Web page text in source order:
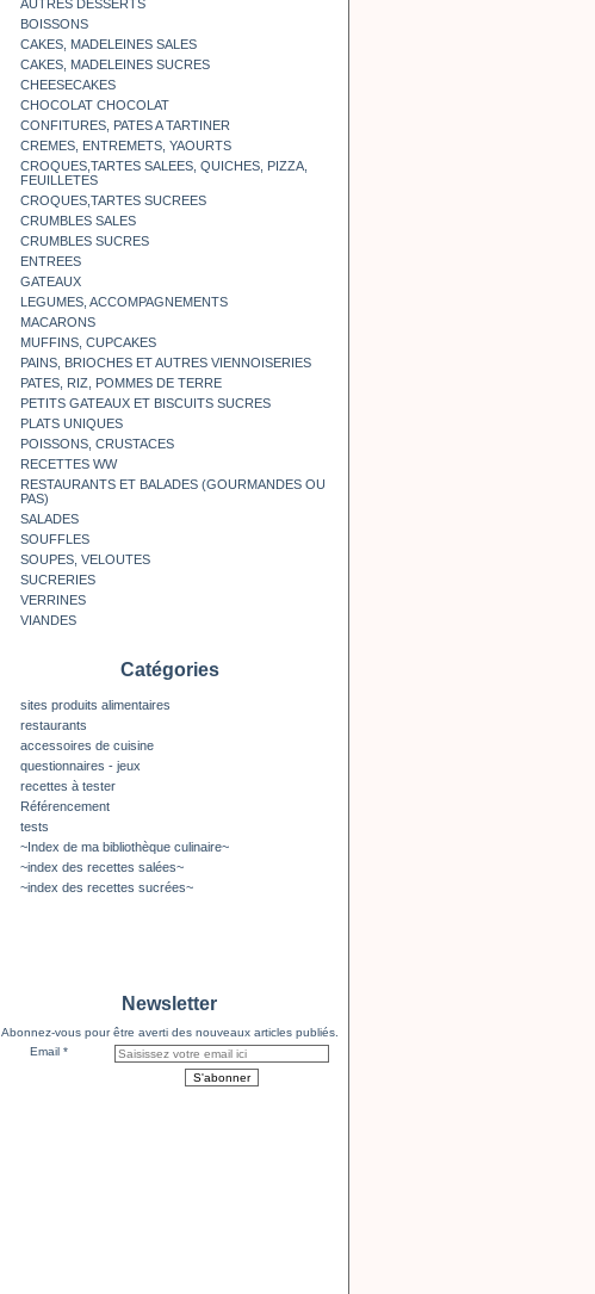
AUTRES DESSERTS
BOISSONS
CAKES, MADELEINES SALES
CAKES, MADELEINES SUCRES
CHEESECAKES
CHOCOLAT CHOCOLAT
CONFITURES, PATES A TARTINER
CREMES, ENTREMETS, YAOURTS
CROQUES,TARTES SALEES, QUICHES, PIZZA,
FEUILLETES
CROQUES,TARTES SUCREES
CRUMBLES SALES
CRUMBLES SUCRES
ENTREES
GATEAUX
LEGUMES, ACCOMPAGNEMENTS
MACARONS
MUFFINS, CUPCAKES
PAINS, BRIOCHES ET AUTRES VIENNOISERIES
PATES, RIZ, POMMES DE TERRE
PETITS GATEAUX ET BISCUITS SUCRES
PLATS UNIQUES
POISSONS, CRUSTACES
RECETTES WW
RESTAURANTS ET BALADES (GOURMANDES OU
PAS)
SALADES
SOUFFLES
SOUPES, VELOUTES
SUCRERIES
VERRINES
VIANDES
Catégories
sites produits alimentaires
restaurants
accessoires de cuisine
questionnaires - jeux
recettes à tester
Référencement
tests
~Index de ma bibliothèque culinaire~
~index des recettes salées~
~index des recettes sucrées~
Newsletter
Abonnez-vous pour être averti des nouveaux articles publiés.
Email